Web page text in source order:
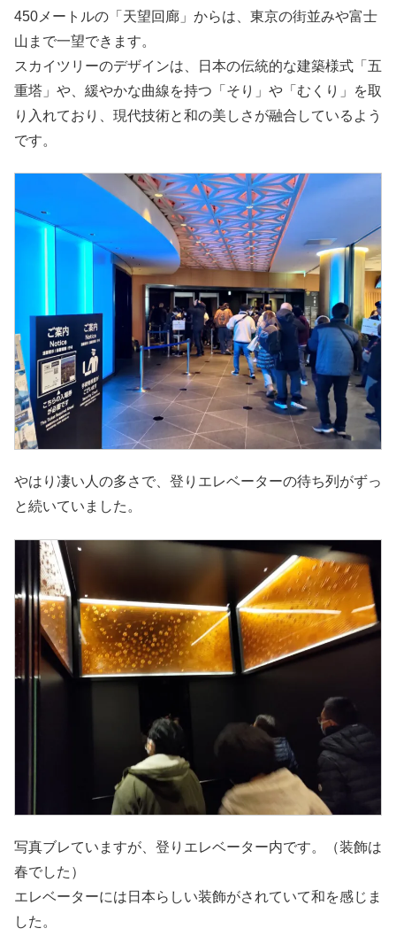
450メートルの「天望回廊」からは、東京の街並みや富士
山まで一望できます。
スカイツリーのデザインは、日本の伝統的な建築様式「五
重塔」や、緩やかな曲線を持つ「そり」や「むくり」を取
り入れており、現代技術と和の美しさが融合しているよう
です。
やはり凄い人の多さで、登りエレベーターの待ち列がずっ
と続いていました。
写真ブレていますが、登りエレベーター内です。（装飾は
春でした）
エレベーターには日本らしい装飾がされていて和を感じま
した。